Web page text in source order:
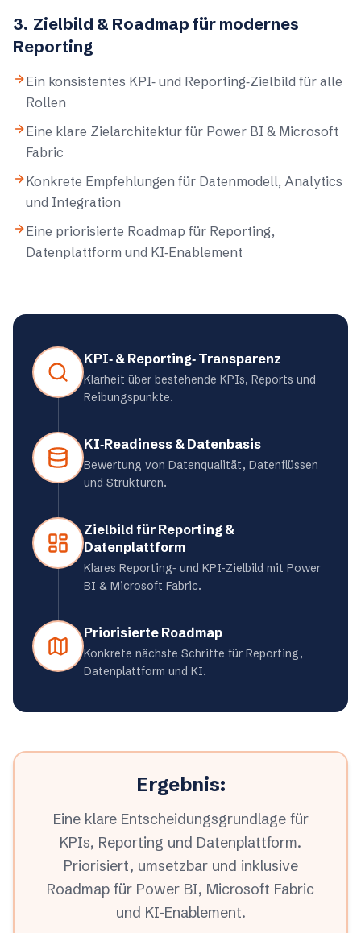
3. Zielbild & Roadmap für modernes
Reporting
Ein konsistentes KPI‑ und Reporting‑Zielbild für alle
Rollen
Eine klare Zielarchitektur für Power BI & Microsoft
Fabric
Konkrete Empfehlungen für Datenmodell, Analytics
und Integration
Eine priorisierte Roadmap für Reporting,
Datenplattform und KI‑Enablement
KPI‑ & Reporting‑ Transparenz
Klarheit über bestehende KPIs, Reports und
Reibungspunkte.
KI‑Readiness & Datenbasis
Bewertung von Datenqualität, Datenflüssen
und Strukturen.
Zielbild für Reporting &
Datenplattform
Klares Reporting‑ und KPI‑Zielbild mit Power
BI & Microsoft Fabric.
Priorisierte Roadmap
Konkrete nächste Schritte für Reporting,
Datenplattform und KI.
Ergebnis:
Eine klare Entscheidungsgrundlage für
KPIs, Reporting und Datenplattform.
Priorisiert, umsetzbar und inklusive
Roadmap für Power BI, Microsoft Fabric
und KI‑Enablement.